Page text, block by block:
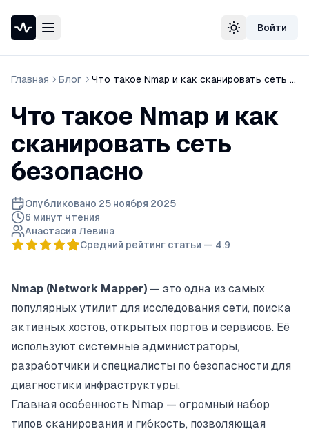
Проверка доступности сайта
Whois домена
Проверка порта
Проверка в реестре РКН
Сменить тему
Войти
Главная Блог Что такое Nmap и как сканировать сеть безопасно
Что такое Nmap и как
сканировать сеть
безопасно
Опубликовано 25 ноября 2025
6 минут чтения
Анастасия Левина
Средний рейтинг статьи — 4.9
Nmap (Network Mapper) — это одна из самых
популярных утилит для исследования сети, поиска
активных хостов, открытых портов и сервисов. Её
используют системные администраторы,
разработчики и специалисты по безопасности для
диагностики инфраструктуры.
Главная особенность Nmap — огромный набор
типов сканирования и гибкость, позволяющая